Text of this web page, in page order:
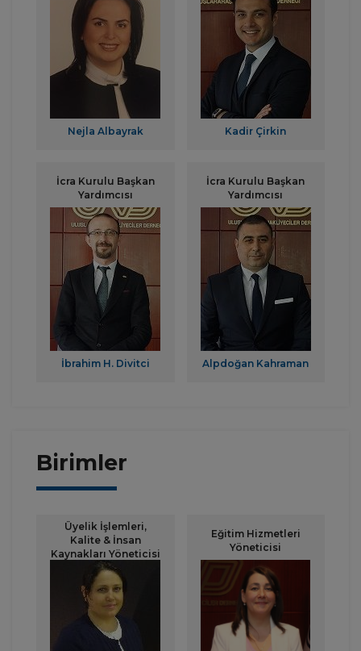
Nejla Albayrak Kadir Çirkin
İcra Kurulu Başkan
Yardımcısı
İbrahim H. Divitci
İcra Kurulu Başkan
Yardımcısı
Alpdoğan Kahraman
Birimler
Üyelik İşlemleri,
Kalite & İnsan
Kaynakları Yöneticisi
Eğitim Hizmetleri
Yöneticisi